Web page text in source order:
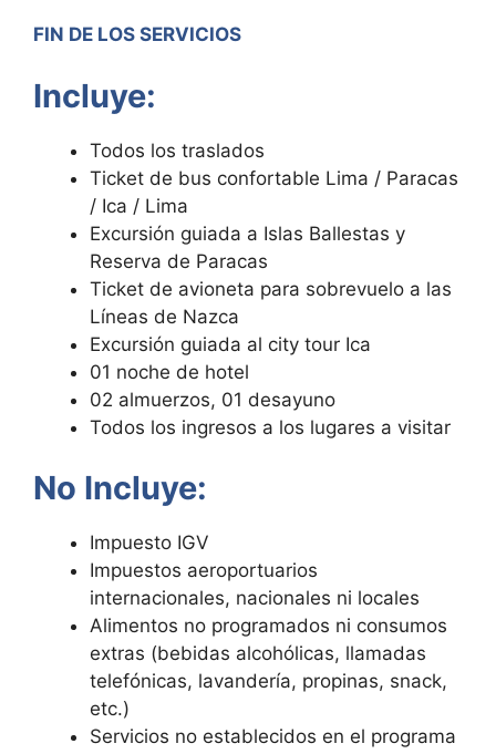
FIN DE LOS SERVICIOS
Incluye:
Todos los traslados
Ticket de bus confortable Lima / Paracas
/ Ica / Lima
Excursión guiada a Islas Ballestas y
Reserva de Paracas
Ticket de avioneta para sobrevuelo a las
Líneas de Nazca
Excursión guiada al city tour Ica
01 noche de hotel
02 almuerzos, 01 desayuno
Todos los ingresos a los lugares a visitar
No Incluye:
Impuesto IGV
Impuestos aeroportuarios
internacionales, nacionales ni locales
Alimentos no programados ni consumos
extras (bebidas alcohólicas, llamadas
telefónicas, lavandería, propinas, snack,
etc.)
Servicios no establecidos en el programa